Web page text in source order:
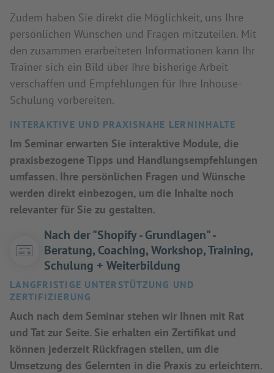
Zudem haben Sie direkt die Möglichkeit, uns Ihre
persönlichen Wünschen und Fragen mitzuteilen. Mit
den zusammen erarbeiteten Informationen kann Ihr
Trainer sich ein Bild über Ihre bisherige Arbeit
verschaffen und Empfehlungen für Ihre Inhouse-
Schulung vorbereiten.
INTERAKTIVE UND PRAXISNAHE LERNINHALTE
Im Seminar erwarten Sie interaktive Module, die
praxisbezogene Tipps und Handlungsempfehlungen
umfassen. Ihre persönlichen Fragen und Wünsche
werden direkt einbezogen, um die Inhalte noch
relevanter für Sie zu gestalten.
Nach der "Shopify - Grundlagen" -
Beratung, Coaching, Workshop, Training,
Schulung + Weiterbildung
LANGFRISTIGE UNTERSTÜTZUNG UND
ZERTIFIZIERUNG
Auch nach dem Seminar stehen wir Ihnen mit Rat
und Tat zur Seite. Sie erhalten ein Zertifikat und
können jederzeit Rückfragen stellen, um die
Umsetzung des Gelernten in die Praxis zu erleichtern.